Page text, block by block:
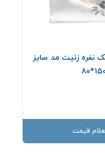
نفره زنیت مد سایز
قیمت